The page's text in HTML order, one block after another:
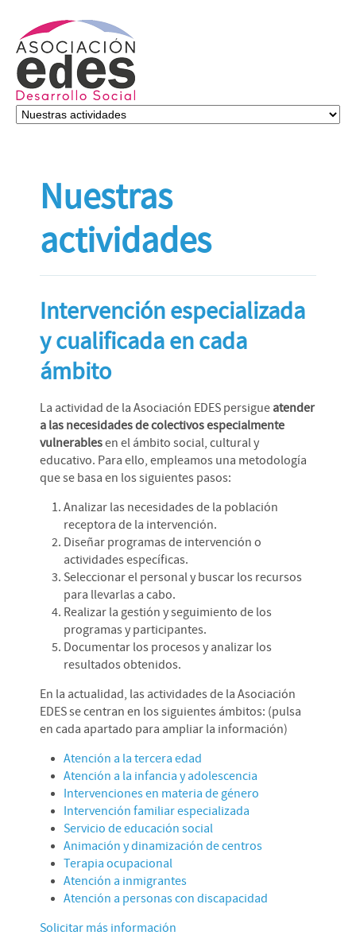
Nuestras
actividades
Intervención especializada
y cualificada en cada
ámbito
La actividad de la Asociación EDES persigue atender
a las necesidades de colectivos especialmente
vulnerablesen el ámbito social, cultural y
educativo. Para ello, empleamos una metodología
que se basa en los siguientes pasos:
Analizar las necesidades de la población
receptora de la intervención.
Diseñar programas de intervención o
actividades específicas.
Seleccionar el personal y buscar los recursos
para llevarlas a cabo.
Realizar la gestión y seguimiento de los
programas y participantes.
Documentar los procesos y analizar los
resultados obtenidos.
En la actualidad, las actividades de la Asociación
EDES se centran en los siguientes ámbitos: (pulsa
en cada apartado para ampliar la información)
Atención a la tercera edad
Atención a la infancia y adolescencia
Intervenciones en materia de género
Intervención familiar especializada
Servicio de educación social
Animación y dinamización de centros
Terapia ocupacional
Atención a inmigrantes
Atención a personas con discapacidad
Solicitar más información